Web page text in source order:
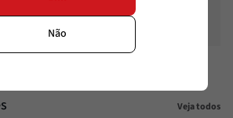
Veja todos
Não